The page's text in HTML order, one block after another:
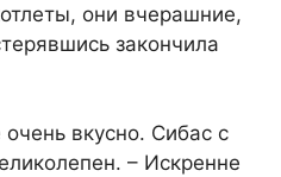
они вчерашние,
закончила
вкусно. Сибас с
– Искренне